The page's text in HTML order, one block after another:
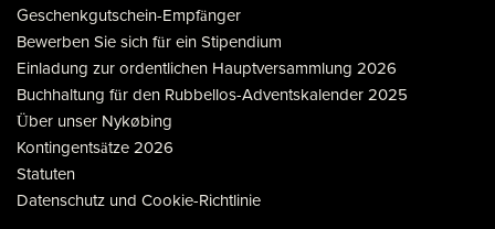
Geschenkgutschein-Empfänger
Bewerben Sie sich für ein Stipendium
Einladung zur ordentlichen Hauptversammlung 2026
Buchhaltung für den Rubbellos-Adventskalender 2025
Über unser Nykøbing
Kontingentsätze 2026
Statuten
Datenschutz und Cookie-Richtlinie